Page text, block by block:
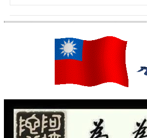
騙集團的傳聲筒？根據陳吉仲的說法，